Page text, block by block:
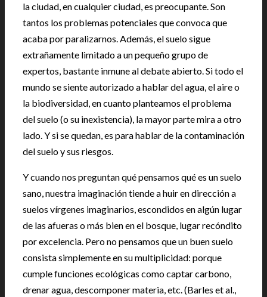
la ciudad, en cualquier ciudad, es preocupante. Son
tantos los problemas potenciales que convoca que
acaba por paralizarnos. Además, el suelo sigue
extrañamente limitado a un pequeño grupo de
expertos, bastante inmune al debate abierto. Si todo el
mundo se siente autorizado a hablar del agua, el aire o
la biodiversidad, en cuanto planteamos el problema
del suelo (o su inexistencia), la mayor parte mira a otro
lado. Y si se quedan, es para hablar de la contaminación
del suelo y sus riesgos.
Y cuando nos preguntan qué pensamos qué es un suelo
sano, nuestra imaginación tiende a huir en dirección a
suelos vírgenes imaginarios, escondidos en algún lugar
de las afueras o más bien en el bosque, lugar recóndito
por excelencia. Pero no pensamos que un buen suelo
consista simplemente en su multiplicidad: porque
cumple funciones ecológicas como captar carbono,
drenar agua, descomponer materia, etc. (Barles et al.,